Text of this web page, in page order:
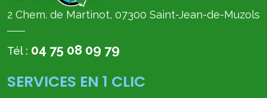
2 Chem. de Martinot, 07300 Saint-Jean-de-Muzols
Tél : 04 75 08 09 79
SERVICES EN 1 CLIC